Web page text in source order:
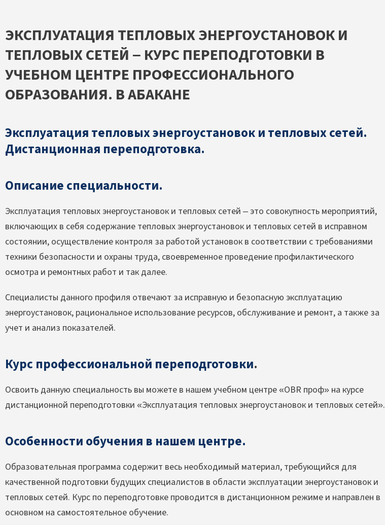
ЭКСПЛУАТАЦИЯ ТЕПЛОВЫХ ЭНЕРГОУСТАНОВОК И
ТЕПЛОВЫХ СЕТЕЙ – КУРС ПЕРЕПОДГОТОВКИ В
УЧЕБНОМ ЦЕНТРЕ ПРОФЕССИОНАЛЬНОГО
ОБРАЗОВАНИЯ. В АБАКАНЕ
Эксплуатация тепловых энергоустановок и тепловых сетей.
Дистанционная переподготовка.
Описание специальности.
Эксплуатация тепловых энергоустановок и тепловых сетей – это совокупность мероприятий,
включающих в себя содержание тепловых энергоустановок и тепловых сетей в исправном
состоянии, осуществление контроля за работой установок в соответствии с требованиями
техники безопасности и охраны труда, своевременное проведение профилактического
осмотра и ремонтных работ и так далее.
Специалисты данного профиля отвечают за исправную и безопасную эксплуатацию
энергоустановок, рациональное использование ресурсов, обслуживание и ремонт, а также за
учет и анализ показателей.
Курс профессиональной переподготовки.
Освоить данную специальность вы можете в нашем учебном центре «OBR проф» на курсе
дистанционной переподготовки «Эксплуатация тепловых энергоустановок и тепловых сетей».
Особенности обучения в нашем центре.
Образовательная программа содержит весь необходимый материал, требующийся для
качественной подготовки будущих специалистов в области эксплуатации энергоустановок и
тепловых сетей. Курс по переподготовке проводится в дистанционном режиме и направлен в
основном на самостоятельное обучение.